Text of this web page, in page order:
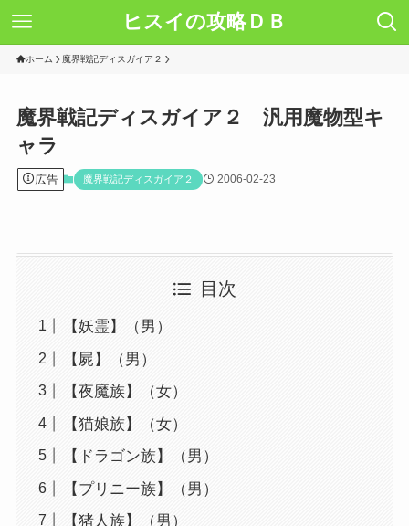
ヒスイの攻略ＤＢ
ホーム 魔界戦記ディスガイア２
魔界戦記ディスガイア２ 汎用魔物型キ
ャラ
広告 魔界戦記ディスガイア２ 2006-02-23
目次
【妖霊】（男）
【屍】（男）
【夜魔族】（女）
【猫娘族】（女）
【ドラゴン族】（男）
【プリニー族】（男）
【猪人族】（男）